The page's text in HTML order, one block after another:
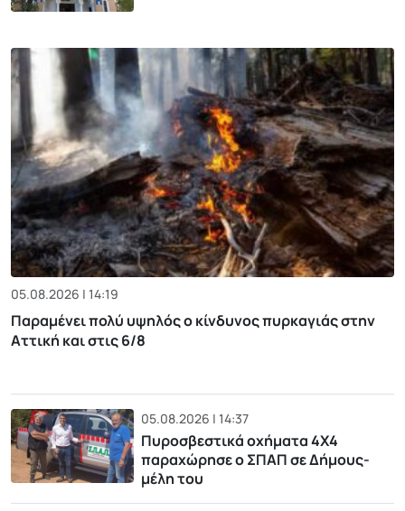
05.08.2026 | 14:19
Παραμένει πολύ υψηλός ο κίνδυνος πυρκαγιάς στην
Αττική και στις 6/8
05.08.2026 | 14:37
Πυροσβεστικά οχήματα 4Χ4
παραχώρησε ο ΣΠΑΠ σε Δήμους-
μέλη του